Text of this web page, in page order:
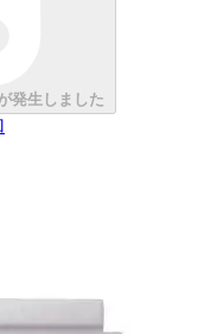
発生しました